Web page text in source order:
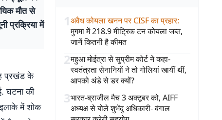
मौत से
प्रक्रिया में
प्रखंड के
घटना की
में शोक
1अवैध कोयला खनन पर CISF का प्रहार:
मुगमा में 218.9 मीट्रिक टन कोयला जब्त,
जानें कितनी है कीमत
2महुआ मोईत्रा से सुप्रीम कोर्ट ने कहा-
स्वतंत्रता सेनानियों ने तो गोलियां खायीं थीं,
आपको अंडे से डर क्यों?
3भारत-ब्राजील मैच 3 अक्टूबर को, AIFF
अध्यक्ष से बोले शुभेंदु अधिकारी- बंगाल